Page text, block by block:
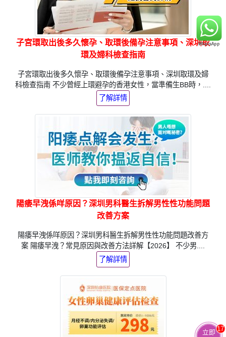
子宮環取出後多久懷孕、取環後備孕注意事項、深圳取
環及婦科檢查指南
子宮環取出後多久懷孕、取環後備孕注意事項、深圳取環及婦
科檢查指南 不少曾經上環避孕的香港女性，當準備生BB時，....
了解詳情
陽痿早洩係咩原因？深圳男科醫生拆解男性性功能問題
改善方案
陽痿早洩係咩原因？深圳男科醫生拆解男性性功能問題改善方
案 陽痿早洩？常見原因與改善方法詳解【2026】 不少男....
了解詳情
立即 17